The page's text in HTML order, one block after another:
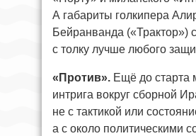
А габариты голкипера
Бейранванда («Трактор»)
с толку лучше любого
«Против». Ещё до старта
интрига вокруг сборной
не с тактикой или
а с около политическими